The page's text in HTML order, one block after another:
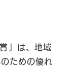
」は、地域
ための優れ